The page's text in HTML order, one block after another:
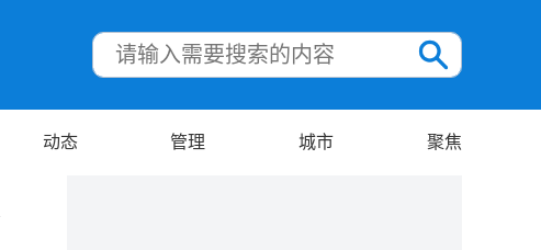
动态 管理 城市 聚焦